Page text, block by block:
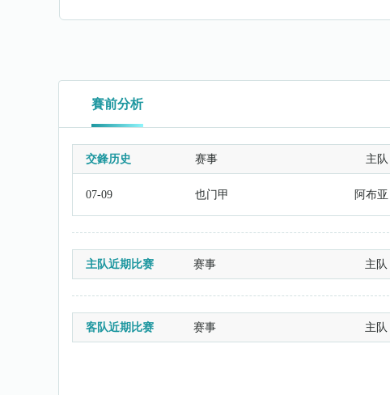
賽前分析
交鋒历史 赛事 主队
07-09 也门甲 阿布亚
主队近期比赛 赛事 主队
客队近期比赛 赛事 主队